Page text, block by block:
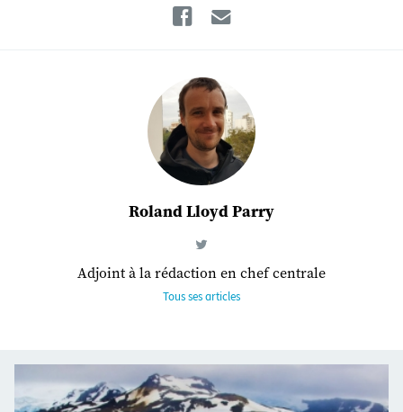
Facebook
Roland Lloyd Parry
Adjoint à la rédaction en chef centrale
Tous ses articles